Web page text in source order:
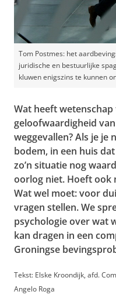
Tom Postmes: het
juridische en bestuurlijke
kluwen enigszins te kunnen
Wat heeft wetenschap
geloofwaardigheid
weggevallen? Als je je
bodem, in een huis
zo’n situatie nog
oorlog niet. Hoeft ook
Wat wel moet: voor
vragen stellen. We
psychologie over wat
kan dragen in een
Groningse
Tekst: Elske Kroondijk, afd.
Angelo Roga